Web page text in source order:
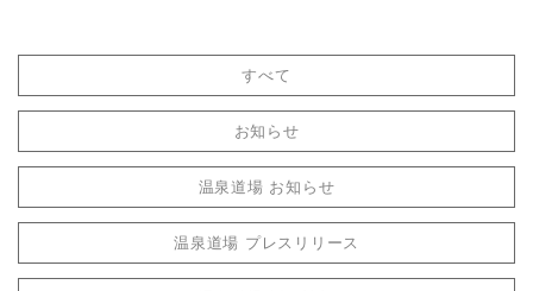
すべて
お知らせ
温泉道場 お知らせ
温泉道場 プレスリリース